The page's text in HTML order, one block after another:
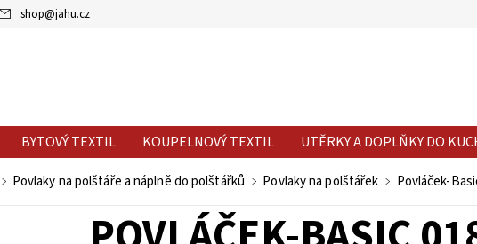
shop@jahu.cz
BYTOVÝ TEXTIL KOUPELNOVÝ TEXTIL UTĚRKY A DOPLŇKY DO
VÝPRODEJ %
Povlaky na polštáře a náplně do polštářků Povlaky na polštářek Povláček-